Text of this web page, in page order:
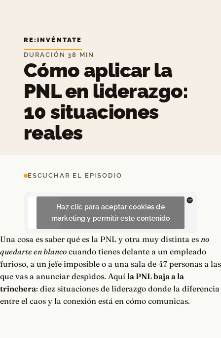
RE:INVÉNTATE
DURACIÓN 38 MIN
Cómo aplicar la
PNL en liderazgo:
10 situaciones
reales
ESCUCHAR EL EPISODIO
Haz clic para aceptar cookies de
marketing y permitir este contenido
Una cosa es saber qué es la PNL y otra muy distinta es no
quedarte en blanco cuando tienes delante a un empleado
furioso, a un jefe imposible o a una sala de 47 personas a las
que vas a anunciar despidos. Aquí la PNL baja a la
trinchera: diez situaciones de liderazgo donde la diferencia
entre el caos y la conexión está en cómo comunicas.